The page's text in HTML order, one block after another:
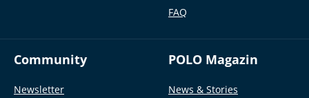
FAQ
Community
Newsletter
POLO Magazin
News & Stories